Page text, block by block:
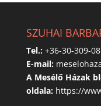
SZUHAI
Tel.: +36-30-309-
E-mail:
A Mesélő Házak
oldala: https://